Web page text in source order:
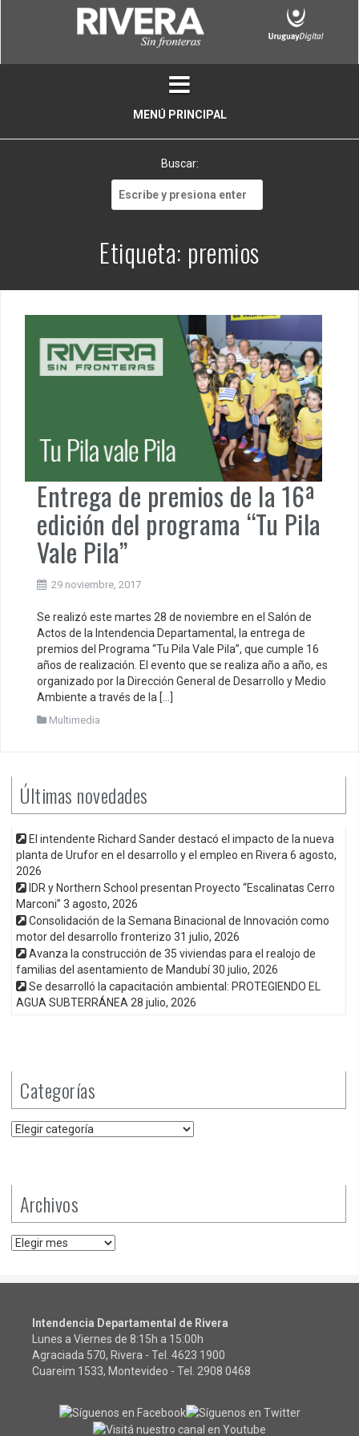
MENÚ PRINCIPAL
Buscar:
Etiqueta: premios
Entrega de premios de la 16ª
edición del programa “Tu Pila
Vale Pila”
29 noviembre, 2017
Se realizó este martes 28 de noviembre en el Salón de
Actos de la Intendencia Departamental, la entrega de
premios del Programa “Tu Pila Vale Pila”, que cumple 16
años de realización. El evento que se realiza año a año, es
organizado por la Dirección General de Desarrollo y Medio
Ambiente a través de la […]
Multimedia
Últimas novedades
El intendente Richard Sander destacó el impacto de la nueva
planta de Urufor en el desarrollo y el empleo en Rivera6 agosto,
2026
IDR y Northern School presentan Proyecto “Escalinatas Cerro
Marconi” 3 agosto, 2026
Consolidación de la Semana Binacional de Innovación como
motor del desarrollo fronterizo 31 julio, 2026
Avanza la construcción de 35 viviendas para el realojo de
familias del asentamiento de Mandubí30 julio, 2026
Se desarrolló la capacitación ambiental: PROTEGIENDO EL
AGUA SUBTERRÁNEA28 julio, 2026
Categorías
Categorías
Archivos
Archivos
Intendencia Departamental de Rivera
Lunes a Viernes de 8:15h a 15:00h
Agraciada 570, Rivera - Tel. 4623 1900
Cuareim 1533, Montevideo - Tel. 2908 0468